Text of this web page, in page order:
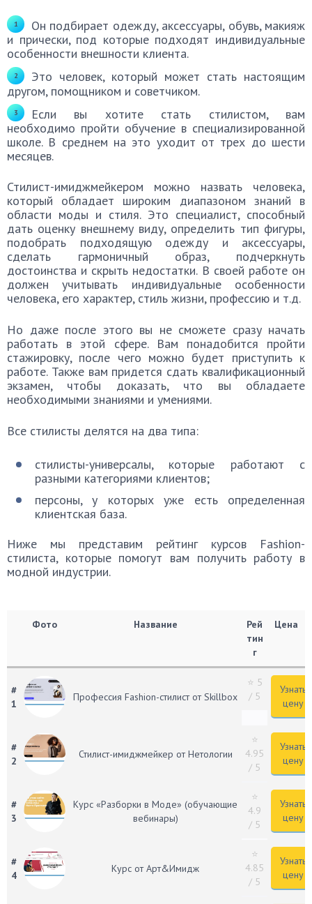
Он подбирает одежду, аксессуары, обувь, макияж
и прически, под которые подходят индивидуальные
особенности внешности клиента.
Это человек, который может стать настоящим
другом, помощником и советчиком.
Если вы хотите стать стилистом, вам
необходимо пройти обучение в специализированной
школе. В среднем на это уходит от трех до шести
месяцев.
Стилист-имиджмейкером можно назвать человека,
который обладает широким диапазоном знаний в
области моды и стиля. Это специалист, способный
дать оценку внешнему виду, определить тип фигуры,
подобрать подходящую одежду и аксессуары,
сделать гармоничный образ, подчеркнуть
достоинства и скрыть недостатки. В своей работе он
должен учитывать индивидуальные особенности
человека, его характер, стиль жизни, профессию и т.д.
Но даже после этого вы не сможете сразу начать
работать в этой сфере. Вам понадобится пройти
стажировку, после чего можно будет приступить к
работе. Также вам придется сдать квалификационный
экзамен, чтобы доказать, что вы обладаете
необходимыми знаниями и умениями.
Все стилисты делятся на два типа:
стилисты-универсалы, которые работают с
разными категориями клиентов;
персоны, у которых уже есть определенная
клиентская база.
Ниже мы представим рейтинг курсов Fashion-
стилиста, которые помогут вам получить работу в
модной индустрии.
Фото Название
Рей
тин
г
Цена
#
1
Профессия Fashion-стилист от Skillbox
⭐ 5
/ 5
Узнать
цену
#
2
Стилист-имиджмейкер от Нетологии
⭐
4.95
/ 5
Узнать
цену
#
3
Курс «Разборки в Моде» (обучающие
вебинары)
⭐
4.9
/ 5
Узнать
цену
#
4
Курс от Арт&Имидж
⭐
4.85
/ 5
Узнать
цену